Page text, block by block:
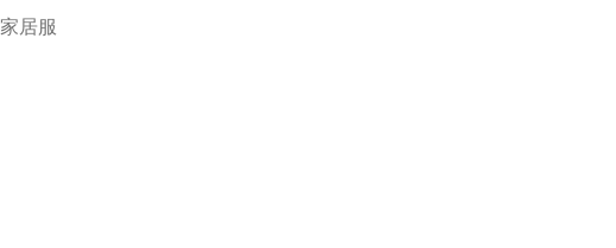
家居服